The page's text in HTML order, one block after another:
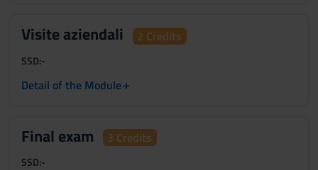
Visite aziendali 2 Credits
SSD:-
Detail of the Module+
Final exam 3 Credits
SSD:-